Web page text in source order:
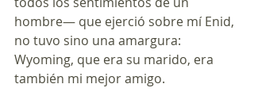
hombre— que ejerció sobre mí Enid,
no tuvo sino una amargura:
Wyoming, que era su marido, era
también mi mejor amigo.